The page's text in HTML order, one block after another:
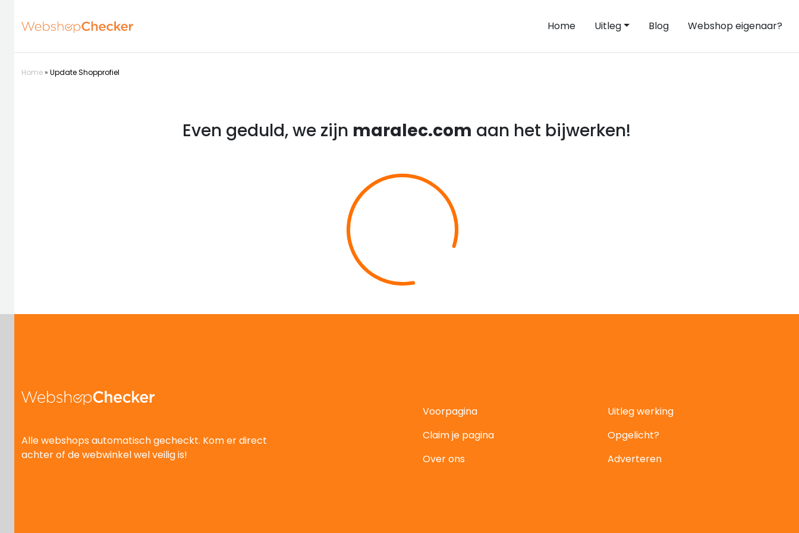
Home Uitleg Blog Webshop eigenaar?
Home» Update Shopprofiel
Even geduld, we zijn maralec.com aan het bijwerken!
Alle webshops automatisch gecheckt. Kom er direct
achter of de webwinkel wel veilig is!
Voorpagina
Uitleg werking
Claim je pagina
Opgelicht?
Over ons
Adverteren